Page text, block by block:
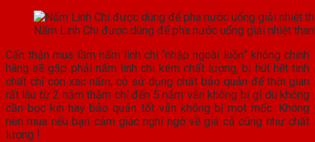
Nấm Linh Chi được dùng để pha nước uống giải nhiệt
Cẩn thận mua lầm nấm linh chi “nhập ngoài luồn” không chính
hãng sẽ gặp phải nấm linh chi kém chất lượng, bị hút hết tinh
chất chỉ còn xác nấm, có sử dụng chất bảo quản để thời gian
rất lâu từ 2 năm thậm chí đến 5 năm vẫn không bị gì dù không
cần bọc kín hay bảo quản tốt vẫn không bị mọt mốc. Không
nên mua nếu bạn cảm giác nghi ngờ về giá cả cũng như chất
lượng !